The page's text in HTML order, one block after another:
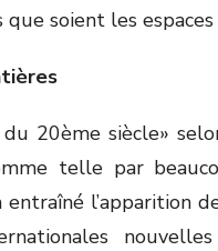
soient les
20ème siècle»
telle par
entraîné l’apparition